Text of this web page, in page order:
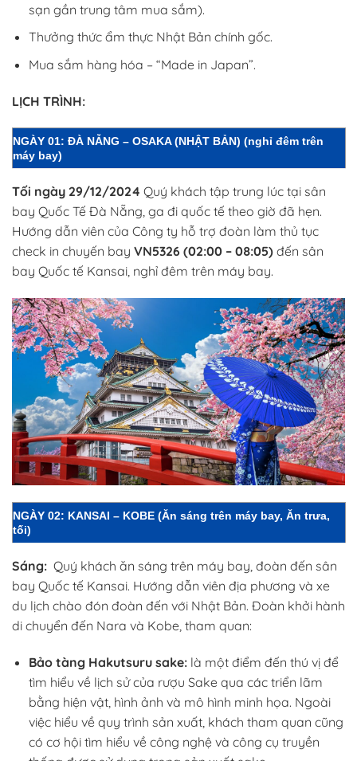
sạn gần trung tâm mua sắm).
Thưởng thức ẩm thực Nhật Bản chính gốc.
Mua sắm hàng hóa – “Made in Japan”.
LỊCH TRÌNH:
NGÀY 01: ĐÀ NẴNG – OSAKA (NHẬT BẢN) (nghỉ đêm trên
máy bay)
Tối ngày 29/12/2024 Quý khách tập trung lúc tại sân
bay Quốc Tế Đà Nẵng, ga đi quốc tế theo giờ đã hẹn.
Hướng dẫn viên của Công ty hỗ trợ đoàn làm thủ tục
check in chuyến bay VN5326 (02:00 – 08:05) đến sân
bay Quốc tế Kansai, nghỉ đêm trên máy bay.
NGÀY 02: KANSAI – KOBE (Ăn sáng trên máy bay, Ăn trưa,
tối)
Sáng: Quý khách ăn sáng trên máy bay, đoàn đến sân
bay Quốc tế Kansai. Hướng dẫn viên địa phương và xe
du lịch chào đón đoàn đến với Nhật Bản. Đoàn khởi hành
di chuyển đến Nara và Kobe, tham quan:
Bảo tàng Hakutsuru sake: là một điểm đến thú vị để
tìm hiểu về lịch sử của rượu Sake qua các triển lãm
bằng hiện vật, hình ảnh và mô hình minh họa. Ngoài
việc hiểu về quy trình sản xuất, khách tham quan cũng
có cơ hội tìm hiểu về công nghệ và công cụ truyền